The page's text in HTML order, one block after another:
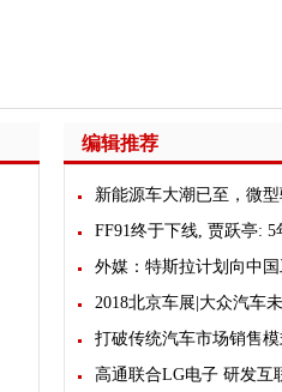
编辑推荐
新能源车大潮已至，微
FF91终于下线, 贾跃亭:
外媒：特斯拉计划向中
打破传统汽车市场销售
高通联合LG电子 研发互